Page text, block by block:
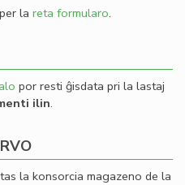
la reta formularo.
por resti ĝisdata pri la lastaj
ilin.
la konsorcia magazeno de la